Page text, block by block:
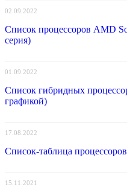
02.09.2022
Список процессоров AMD
серия)
01.09.2022
Список гибридных
графикой)
17.08.2022
Список-таблица
15.11.2021